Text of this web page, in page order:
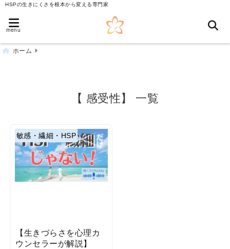
HSPの生きにくさを根本から変える専門家
menu
ホーム
【 感受性】 一覧
敏感・繊細・HSP
【生きづらさを心理カ
ウンセラーが解説】